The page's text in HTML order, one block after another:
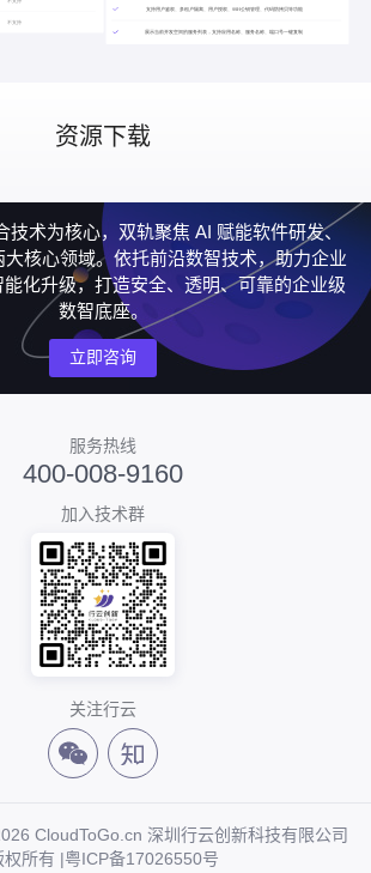
资源下载
技术为核心，双轨聚焦 AI 赋能软件研发、
核心领域。依托前沿数智技术，助力企业
化升级，打造安全、透明、可靠的企业级
数智底座。
立即咨询
服务热线
400-008-9160
加入技术群
关注行云
CloudToGo.cn 深圳行云创新科技有限公司
权所有 |粤ICP备17026550号